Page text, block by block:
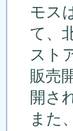
モス
て、
スト
販売
開さ
また